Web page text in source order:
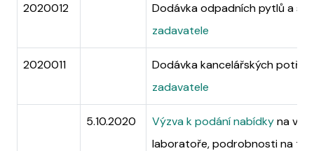
2020012
Dodávka odpadních pytlů a
zadavatele
2020011
Dodávka kancelářských
zadavatele
5.10.2020 Výzva k podání nabídkyna
laboratoře, podrobnosti na